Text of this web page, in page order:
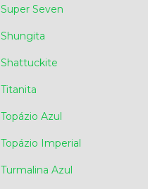
Super Seven
Shungita
Shattuckite
Titanita
Topázio Azul
Topázio Imperial
Turmalina Azul